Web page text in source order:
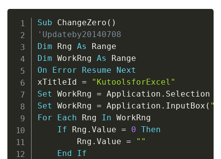
Sub ChangeZero ( )
'Updateby20140708
Dim Rng As
Dim WorkRng As
On
Error Resume
Next
xTitleId =
"KutoolsforExcel"
Set WorkRng = Application .
Set WorkRng = Application . InputBox (
For
Each Rng In WorkRng
If Rng . Value = 0 Then
        Rng
. Value =
""
End
If